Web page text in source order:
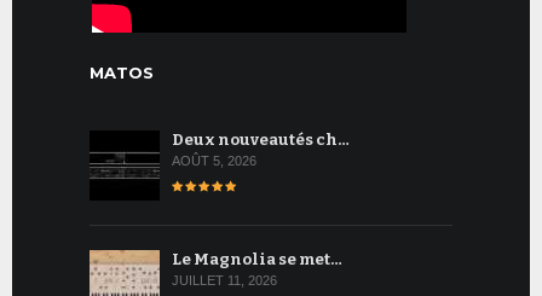
MATOS
Deux nouveautés ch…
AOÛT 5, 2026
Le Magnolia se met…
JUILLET 11, 2026